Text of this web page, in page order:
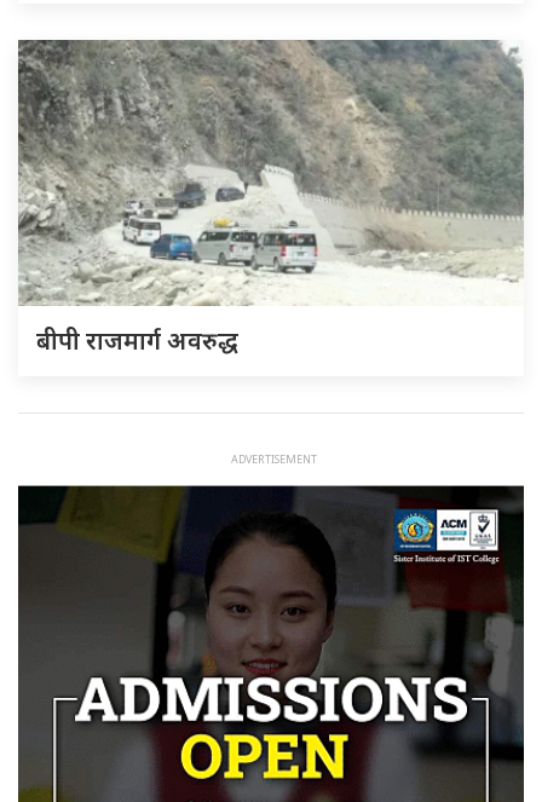
बीपी राजमार्ग अवरुद्ध